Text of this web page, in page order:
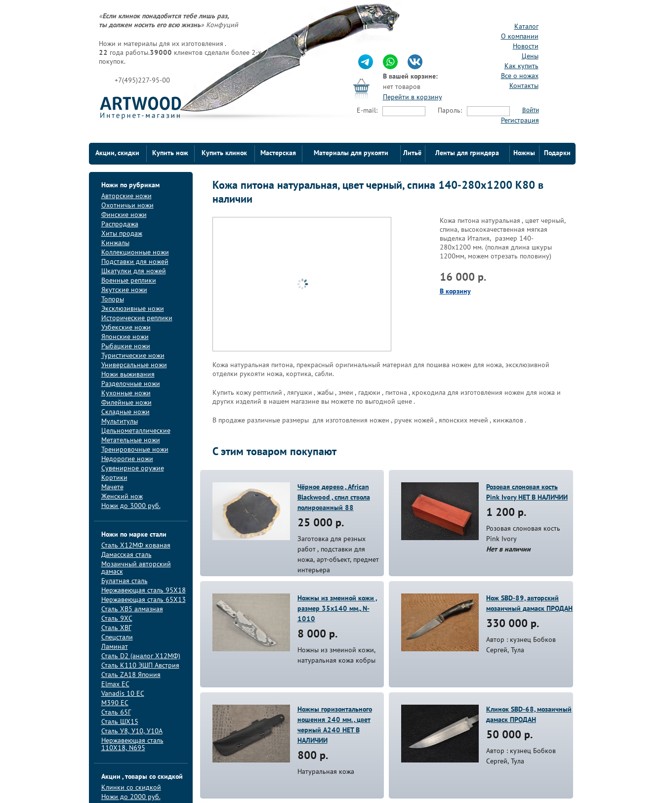
«Если клинок понадобится тебе лишь раз,
ты должен носить его всю жизнь» Конфуций
Ножи и материалы для их изготовления .
22 года работы.39000 клиентов сделали более 2-х
покупок.
+7(495)227-95-00
Каталог
О компании
Новости
Цены
Как купить
Все о ножах
Контакты
В вашей корзине:
нет товаров
Перейти в корзину
E-mail: Пароль: Войти
Регистрация
Акции, скидки Купить нож Купить клинок Мастерская Материалы для рукояти Литьё Ленты для гриндера Ножны Подарки
Ножи по рубрикам
Авторские ножи
Охотничьи ножи
Финские ножи
Распродажа
Хиты продаж
Кинжалы
Коллекционные ножи
Подставки для ножей
Шкатулки для ножей
Военные реплики
Якутские ножи
Топоры
Эксклюзивные ножи
Исторические реплики
Узбекские ножи
Японские ножи
Рыбацкие ножи
Туристические ножи
Универсальные ножи
Ножи выживания
Разделочные ножи
Кухонные ножи
Филейные ножи
Складные ножи
Мультитулы
Цельнометаллические
Метательные ножи
Тренировочные ножи
Недорогие ножи
Сувенирное оружие
Кортики
Мачете
Женский нож
Ножи до 3000 руб.
Ножи по марке стали
Сталь Х12МФ кованая
Дамасская сталь
Мозаичный авторский
дамаск
Булатная сталь
Нержавеющая сталь 95Х18
Нержавеющая сталь 65Х13
Сталь ХВ5 алмазная
Сталь 9ХС
Сталь ХВГ
Спецстали
Ламинат
Сталь D2 (аналог Х12МФ)
Сталь K110 ЭШП Австрия
Сталь ZA18 Япония
Elmax ЕС
Vanadis 10 ЕС
M390 ЕС
Сталь 65Г
Сталь ШХ15
Сталь У8, У10, У10А
Нержавеющая сталь
110Х18, N695
Акции , товары со скидкой
Клинки со скидкой
Ножи до 2000 руб.
Кожа питона натуральная, цвет черный, спина 140-280х1200 К80 в
наличии
Кожа питона натуральная , цвет черный,
спина, высококачественная мягкая
выделка Италия, размер 140-
280х1200 мм. (полная длина шкуры
1200мм, можем отрезать половину)
16 000 р.
В корзину
Кожа натуральная питона, прекрасный оригинальный материал для пошива ножен для ножа, эксклюзивной
отделки рукояти ножа, кортика, сабли.
Купить кожу рептилий , лягушки , жабы , змеи , гадюки , питона , крокодила для изготовления ножен для ножа и
других изделий в нашем магазине вы можете по выгодной цене .
В продаже различные размеры для изготовления ножен , ручек ножей , японских мечей , кинжалов .
С этим товаром покупают
Чёрное дерево , African
Blackwood , спил ствола
полированный 88
25 000 р.
Заготовка для резных
работ , подставки для
ножа, арт-объект, предмет
интерьера
Розовая слоновая кость
Pink Ivory НЕТ В НАЛИЧИИ
1 200 р.
Розовая слоновая кость
Pink Ivory
Нет в наличии
Ножны из змеиной кожи ,
размер 35х140 мм., N-
1010
8 000 р.
Ножны из змеиной кожи,
натуральная кожа кобры
Нож SBD-89, авторский
мозаичный дамаск ПРОДАН
330 000 р.
Автор : кузнец Бобков
Сергей, Тула
Ножны горизонтального
ношения 240 мм. , цвет
черный A240 НЕТ В
НАЛИЧИИ
800 р.
Натуральная кожа
Клинок SBD-68, мозаичный
дамаск ПРОДАН
50 000 р.
Автор : кузнец Бобков
Сергей, Тула